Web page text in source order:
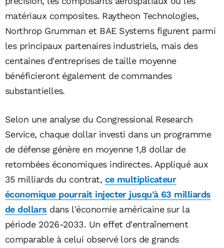
matériaux composites. Raytheon Technologies,
Northrop Grumman et BAE Systems figurent parmi
les principaux partenaires industriels, mais des
centaines d'entreprises de taille moyenne
bénéficieront également de commandes
substantielles.
Selon une analyse du Congressional Research
Service, chaque dollar investi dans un programme
de défense génère en moyenne 1,8 dollar de
retombées économiques indirectes. Appliqué aux
35 milliards du contrat, ce multiplicateur
économique pourrait injecter jusqu'à 63 milliards
de dollars dans l'économie américaine sur la
période 2026-2033. Un effet d'entraînement
comparable à celui observé lors de grands